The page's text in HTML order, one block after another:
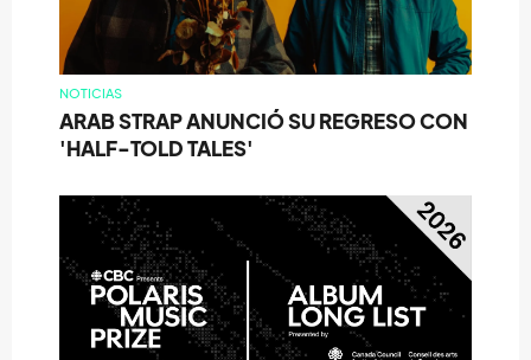
NOTICIAS
ARAB STRAP ANUNCIÓ SU REGRESO CON
'HALF-TOLD TALES'